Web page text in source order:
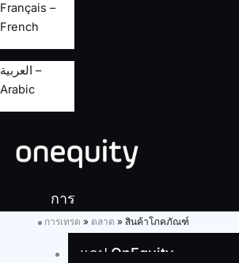
Français –
French
العربية –
Arabic
การ
เทรด
แอป OnEquity
การเทรด » ตลาด » สินค้าโภคภัณฑ์